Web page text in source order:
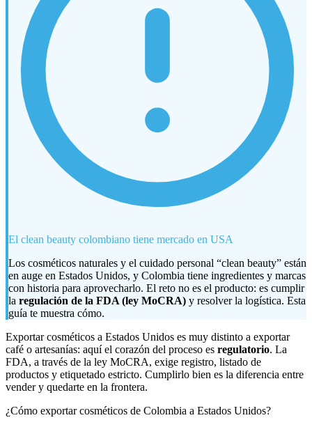
El clean beauty colombiano tiene mercado en USA
Los cosméticos naturales y el cuidado personal “clean beauty” están
en auge en Estados Unidos, y Colombia tiene ingredientes y marcas
con historia para aprovecharlo. El reto no es el producto: es cumplir
la regulación de la FDA (ley MoCRA) y resolver la logística. Esta
guía te muestra cómo.
Exportar cosméticos a Estados Unidos es muy distinto a exportar
café o artesanías: aquí el corazón del proceso es regulatorio. La
FDA, a través de la ley MoCRA, exige registro, listado de
productos y etiquetado estricto. Cumplirlo bien es la diferencia entre
vender y quedarte en la frontera.
¿Cómo exportar cosméticos de Colombia a Estados Unidos?